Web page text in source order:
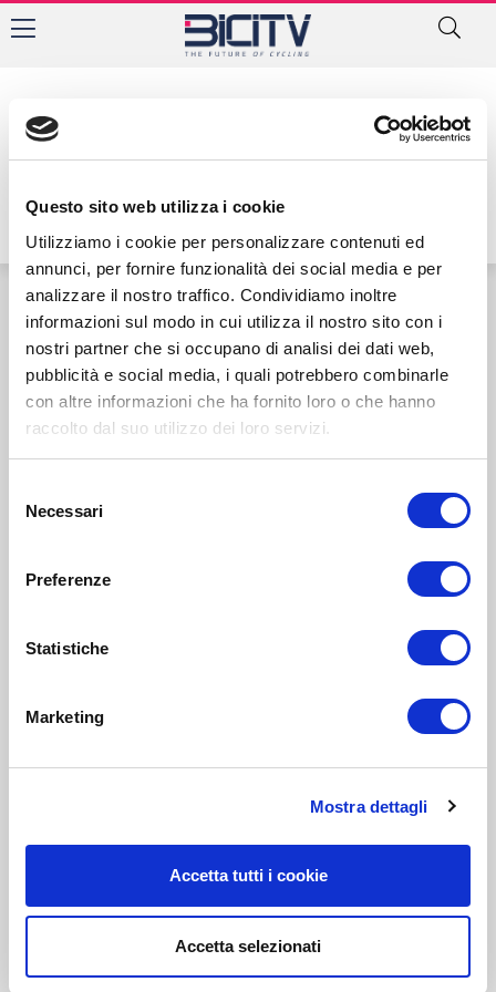
Questo sito web utilizza i cookie
Utilizziamo i cookie per personalizzare contenuti ed
annunci, per fornire funzionalità dei social media e per
analizzare il nostro traffico. Condividiamo inoltre
informazioni sul modo in cui utilizza il nostro sito con i
nostri partner che si occupano di analisi dei dati web,
pubblicità e social media, i quali potrebbero combinarle
con altre informazioni che ha fornito loro o che hanno
raccolto dal suo utilizzo dei loro servizi.
delNecessari
Preferenze
Statistiche
Marketing
Mostra dettagli
Accetta tutti i cookie
Accetta selezionati
Contatti Privacy Policy Cookie Policy